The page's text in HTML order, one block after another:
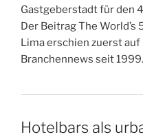
Gastgeberstadt für den
Der Beitrag The
Lima erschien zuerst
Branchennews seit 1999.
Hotelbars als